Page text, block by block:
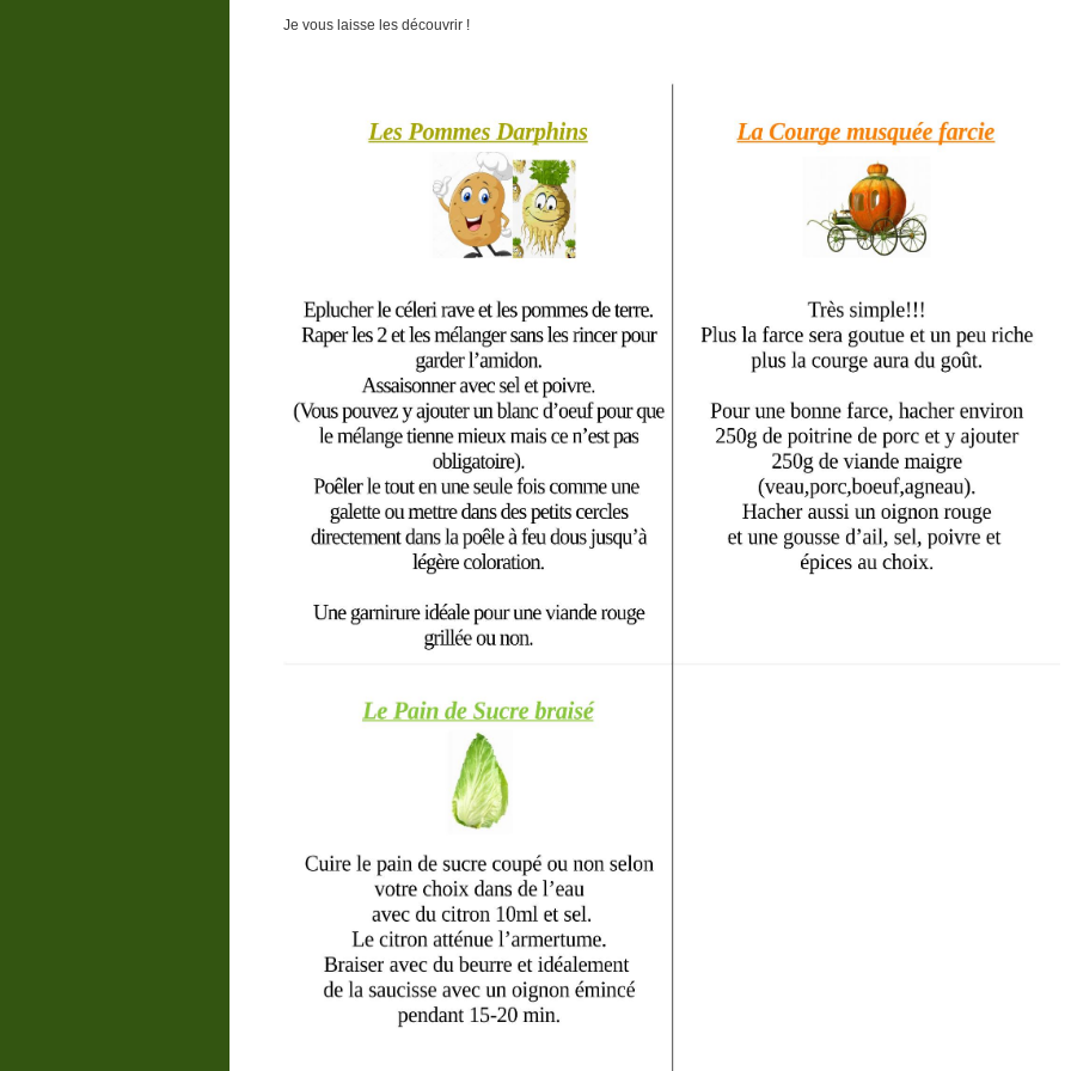
Je vous laisse les découvrir !